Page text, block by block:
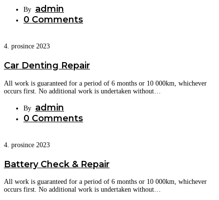
By admin
0 Comments
4. prosince 2023
Car Denting Repair
All work is guaranteed for a period of 6 months or 10 000km, whichever
occurs first. No additional work is undertaken without…
By admin
0 Comments
4. prosince 2023
Battery Check & Repair
All work is guaranteed for a period of 6 months or 10 000km, whichever
occurs first. No additional work is undertaken without…